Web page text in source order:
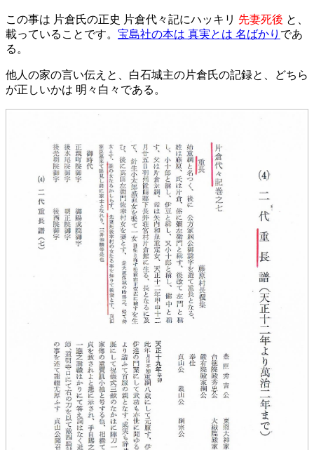
この事は 片倉氏の正史 片倉代々記にハッキリ 先妻死後 と、
載っていることです。 宝島社の本は 真実とは 名ばかり であ
る。
他人の家の言い伝えと、白石城主の片倉氏の記録と、どちら
が正しいかは 明々白々である。